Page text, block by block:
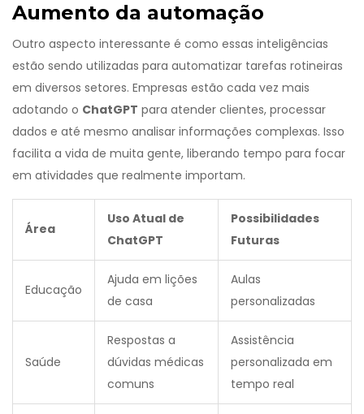
Aumento da automação
Outro aspecto interessante é como essas inteligências
estão sendo utilizadas para automatizar tarefas rotineiras
em diversos setores. Empresas estão cada vez mais
adotando o ChatGPT para atender clientes, processar
dados e até mesmo analisar informações complexas. Isso
facilita a vida de muita gente, liberando tempo para focar
em atividades que realmente importam.
Área
Uso Atual de
ChatGPT
Possibilidades
Futuras
Educação
Ajuda em lições
de casa
Aulas
personalizadas
Saúde
Respostas a
dúvidas médicas
comuns
Assistência
personalizada em
tempo real